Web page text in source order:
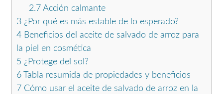
2.7Acción calmante
3 ¿Por qué es más estable de lo esperado?
4 Beneficios del aceite de salvado de arroz para
la piel en cosmética
5 ¿Protege del sol?
6 Tabla resumida de propiedades y beneficios
7 Cómo usar el aceite de salvado de arroz en la